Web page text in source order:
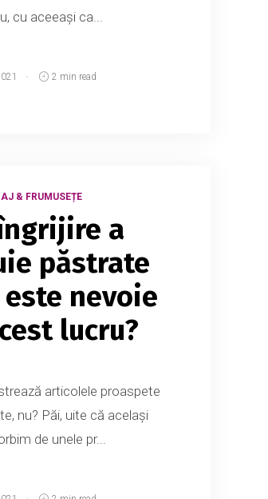
cu aceeași ca...
2 min read
& FRUMUSEȚE
a
păstrate
nevoie
lucru?
articolele proaspete
nu? Păi, uite că același
de unele pr...